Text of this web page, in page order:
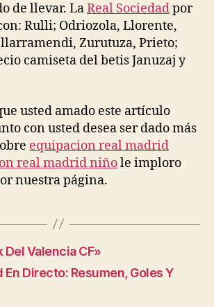
de llevar. LaReal Sociedadpor
Rulli; Odriozola, Llorente,
Zurutuza, Prieto;
camiseta del betis Januzaj y
usted amado este artículo
con usted desea ser dado más
equipacion real madrid
real madrid niñole imploro
nuestra página.
Del Valencia CF»
En Directo: Resumen, Goles Y